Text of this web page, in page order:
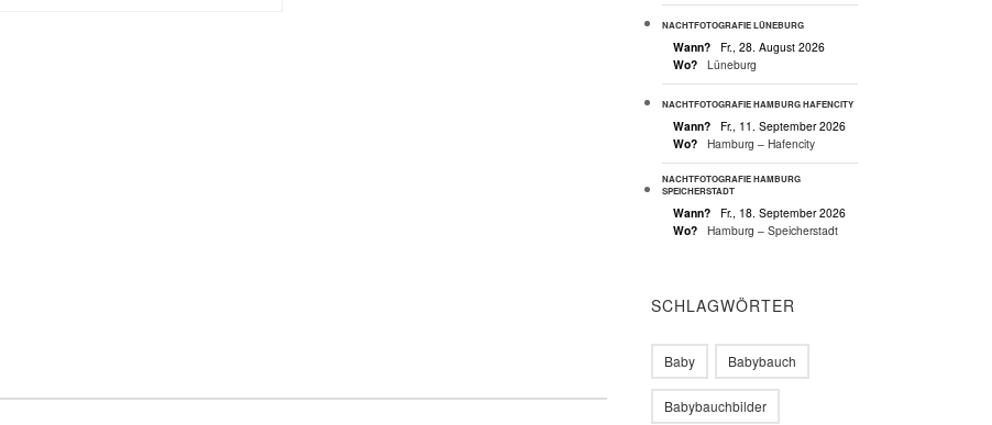
NACHTFOTOGRAFIE LÜNEBURG
Wann?
Fr., 28. August 2026
Wo?
Lüneburg
NACHTFOTOGRAFIE HAMBURG HAFENCITY
Wann?
Fr., 11. September 2026
Wo?
Hamburg – Hafencity
NACHTFOTOGRAFIE HAMBURG
SPEICHERSTADT
Wann?
Fr., 18. September 2026
Wo?
Hamburg – Speicherstadt
SCHLAGWÖRTER
Baby Babybauch
Babybauchbilder